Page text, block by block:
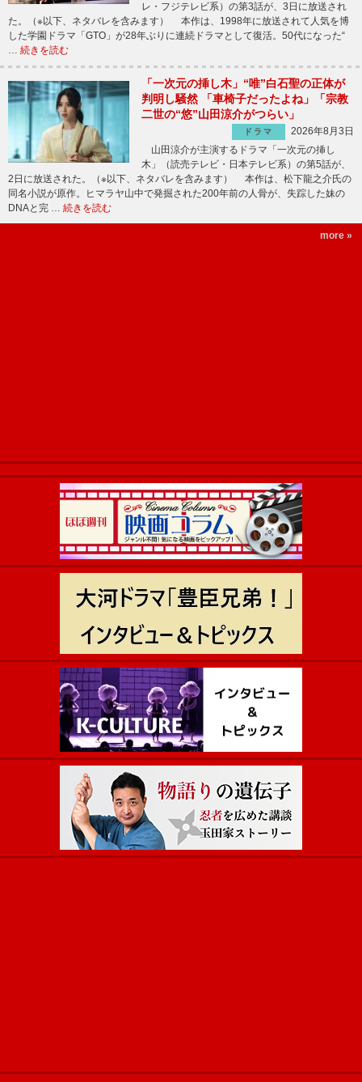
レ・フジテレビ系）の第3話が、3日に放送され
た。（※以下、ネタバレを含みます） 本作は、1998年に放送されて人気を博
した学園ドラマ「GTO」が28年ぶりに連続ドラマとして復活。50代になった“
… 続きを読む
「一次元の挿し木」“唯”白石聖の正体が
判明し騒然 「車椅子だったよね」「宗教
二世の“悠”山田涼介がつらい」
ドラマ
2026年8月3日
山田涼介が主演するドラマ「一次元の挿し
木」（読売テレビ・日本テレビ系）の第5話が、
2日に放送された。（※以下、ネタバレを含みます） 本作は、松下龍之介氏の
同名小説が原作。ヒマラヤ山中で発掘された200年前の人骨が、失踪した妹の
DNAと完 … 続きを読む
more »